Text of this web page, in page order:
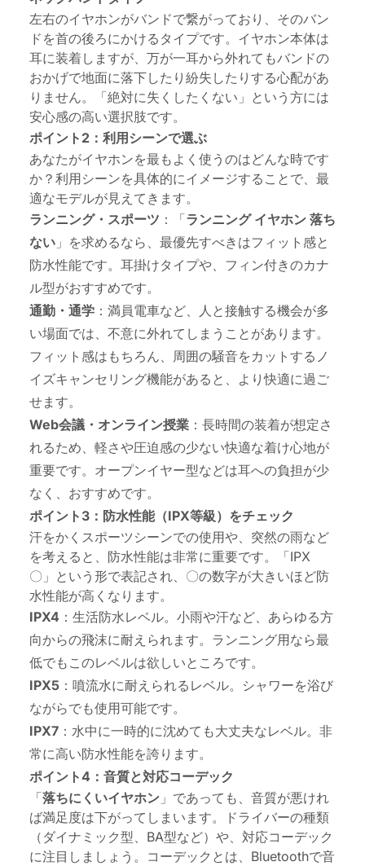
左右のイヤホンがバンドで繋がっており、そのバン
ドを首の後ろにかけるタイプです。イヤホン本体は
耳に装着しますが、万が一耳から外れてもバンドの
おかげで地面に落下したり紛失したりする心配があ
りません。「絶対に失くしたくない」という方には
安心感の高い選択肢です。
ポイント2：利用シーンで選ぶ
あなたがイヤホンを最もよく使うのはどんな時です
か？利用シーンを具体的にイメージすることで、最
適なモデルが見えてきます。
ランニング・スポーツ ：「ランニング イヤホン 落ち
ない 」を求めるなら、最優先すべきはフィット感と
防水性能です。耳掛けタイプや、フィン付きのカナ
ル型がおすすめです。
通勤・通学 ：満員電車など、人と接触する機会が多
い場面では、不意に外れてしまうことがあります。
フィット感はもちろん、周囲の騒音をカットするノ
イズキャンセリング機能があると、より快適に過ご
せます。
Web会議・オンライン授業 ：長時間の装着が想定さ
れるため、軽さや圧迫感の少ない快適な着け心地が
重要です。オープンイヤー型などは耳への負担が少
なく、おすすめです。
ポイント3：防水性能（IPX等級）をチェック
汗をかくスポーツシーンでの使用や、突然の雨など
を考えると、防水性能は非常に重要です。「IPX
〇」という形で表記され、〇の数字が大きいほど防
水性能が高くなります。
IPX4 ：生活防水レベル。小雨や汗など、あらゆる方
向からの飛沫に耐えられます。ランニング用なら最
低でもこのレベルは欲しいところです。
IPX5 ：噴流水に耐えられるレベル。シャワーを浴び
ながらでも使用可能です。
IPX7 ：水中に一時的に沈めても大丈夫なレベル。非
常に高い防水性能を誇ります。
ポイント4：音質と対応コーデック
「落ちにくいイヤホン 」であっても、音質が悪けれ
ば満足度は下がってしまいます。ドライバーの種類
（ダイナミック型、BA型など）や、対応コーデック
に注目しましょう。コーデックとは、Bluetoothで音